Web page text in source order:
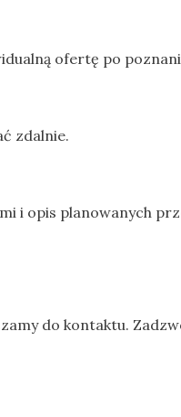
ofertę po
zdalnie.
i opis planowanych
do kontaktu.